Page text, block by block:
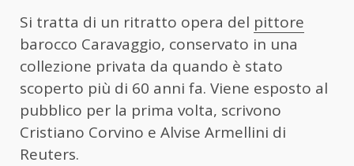
Si tratta di un ritratto opera del pittore
barocco Caravaggio, conservato in una
collezione privata da quando è stato
scoperto più di 60 anni fa. Viene esposto al
pubblico per la prima volta, scrivono
Cristiano Corvino e Alvise Armellini di
Reuters.